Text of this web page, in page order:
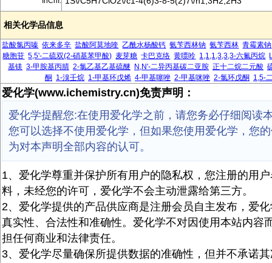
相关化学品信息
盐酸氯丙嗪 依来多辛 盐酸阿莫地喹 乙酰水杨酸钙 氨苄西林钠 氨苄西林 青霉素钠
糖胞苷 5,5'-二硫双(2-硝基苯甲酸) 麦芽糖 卡巴克络 黄嘌呤 1,1,1,3,3,3-六氟丙烷
基镁 3-甲胺基丙腈 2-氯乙基乙基硫醚 N,N'-二异丙基碳二亚胺 正十二烷二元酸
酮 1-溴壬烷 1-甲基环戊烯 4-甲基噻唑 2-甲基咪唑 2-氯环戊酮 1,5-
爱化学(www.ichemistry.cn)免责声明：
爱化学提醒您:在使用爱化学之前，请您务必仔细阅读
您可以选择不使用爱化学，但如果您使用爱化学，您
为对本声明全部内容的认可。
1、爱化学尊重并保护所有用户的隐私权，您注册的用
料，未经您的许可，爱化学不会主动泄露给第三方。
2、爱化学提供的产品供应商是注册会员自主发布，爱
真实性、合法性和准确性。爱化学不对因使用本站内容
担任何商业和法律责任。
3、爱化学尽量确保所提供数据的准确性，但并不承诺